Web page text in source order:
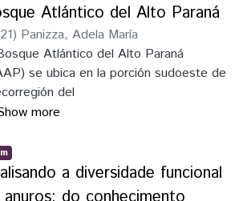
Atlántico del Alto Paraná
) Panizza, Adela María
Atlántico del Alto Paraná
se ubica en la porción sudoeste de
del
Atlántico, uno de los hotspots de
estado de
y fragmentación diferentes
particularidades históricas, productivas
more
a diversidade funcional